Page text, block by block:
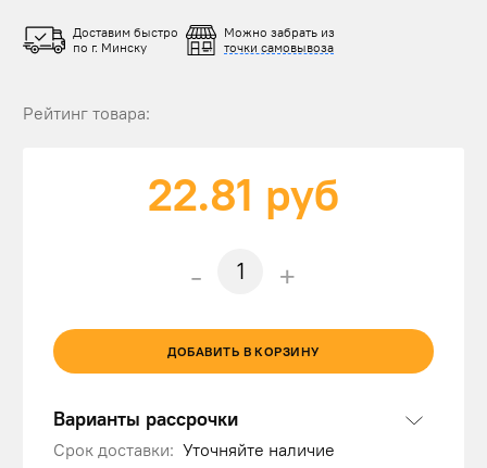
Доставим быстро
по г. Минску
Можно забрать из
точки самовывоза
Рейтинг товара:
22.81 руб
- +
ДОБАВИТЬ В КОРЗИНУ
Варианты рассрочки
Срок доставки: Уточняйте наличие